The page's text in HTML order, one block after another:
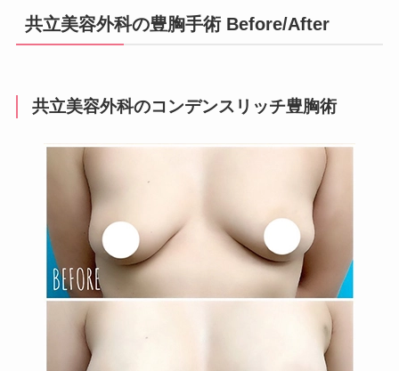
共立美容外科の豊胸手術 Before/After
共立美容外科のコンデンスリッチ豊胸術